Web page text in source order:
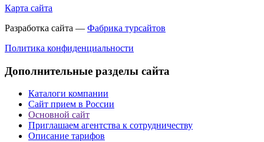
Карта сайта
Разработка сайта — Фабрика турсайтов
Политика конфиденциальности
Дополнительные разделы сайта
Каталоги компании
Сайт прием в России
Основной сайт
Приглашаем агентства к сотрудничеству
Описание тарифов